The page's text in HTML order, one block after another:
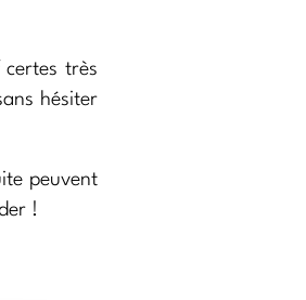
très
hésiter
peuvent
!